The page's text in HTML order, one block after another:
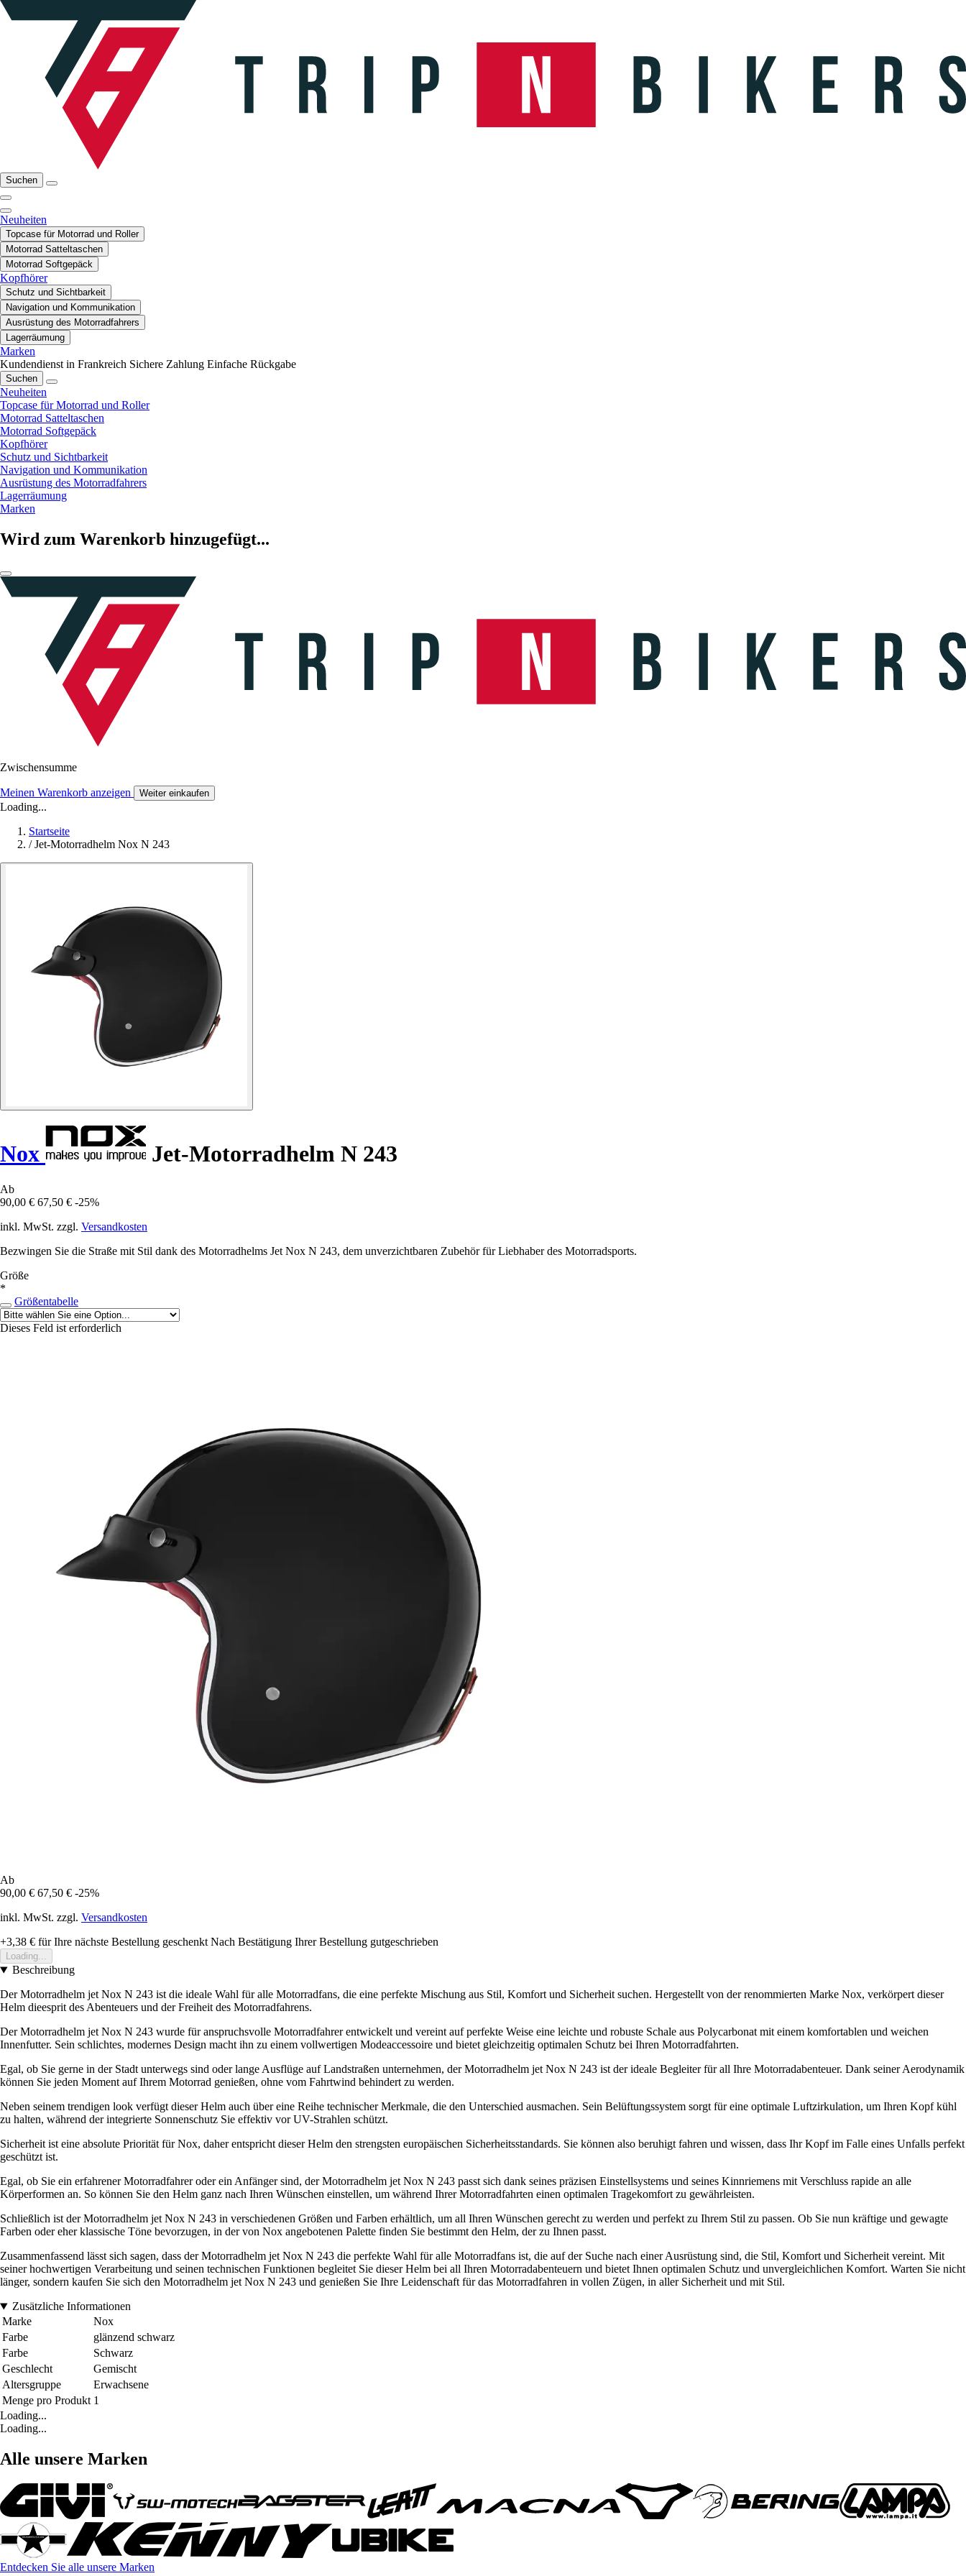
Suchen
Neuheiten
Topcase für Motorrad und Roller
Motorrad Satteltaschen
Motorrad Softgepäck
Kopfhörer
Schutz und Sichtbarkeit
Navigation und Kommunikation
Ausrüstung des Motorradfahrers
Lagerräumung
Marken
Kundendienst in Frankreich Sichere Zahlung Einfache Rückgabe
Suchen
Neuheiten
Topcase für Motorrad und Roller
Motorrad Satteltaschen
Motorrad Softgepäck
Kopfhörer
Schutz und Sichtbarkeit
Navigation und Kommunikation
Ausrüstung des Motorradfahrers
Lagerräumung
Marken
Wird zum Warenkorb hinzugefügt...
Zwischensumme
Meinen Warenkorb anzeigen Weiter einkaufen
Loading...
Startseite
/ Jet-Motorradhelm Nox N 243
Nox Jet-Motorradhelm N 243
Ab
90,00 € 67,50 € -25%
inkl. MwSt. zzgl. Versandkosten
Bezwingen Sie die Straße mit Stil dank des Motorradhelms Jet Nox N 243, dem unverzichtbaren Zubehör für Liebhaber des Motorradsports.
Größe
*
Größentabelle
Dieses Feld ist erforderlich
Ab
90,00 € 67,50 € -25%
inkl. MwSt. zzgl. Versandkosten
+3,38 € für Ihre nächste Bestellung geschenkt Nach Bestätigung Ihrer Bestellung gutgeschrieben
Loading...
Beschreibung
Der Motorradhelm jet Nox N 243 ist die ideale Wahl für alle Motorradfans, die eine perfekte Mischung aus Stil, Komfort und Sicherheit suchen. Hergestellt von der renommierten Marke Nox, verkörpert dieser
Helm dieesprit des Abenteuers und der Freiheit des Motorradfahrens.
Der Motorradhelm jet Nox N 243 wurde für anspruchsvolle Motorradfahrer entwickelt und vereint auf perfekte Weise eine leichte und robuste Schale aus Polycarbonat mit einem komfortablen und weichen
Innenfutter. Sein schlichtes, modernes Design macht ihn zu einem vollwertigen Modeaccessoire und bietet gleichzeitig optimalen Schutz bei Ihren Motorradfahrten.
Egal, ob Sie gerne in der Stadt unterwegs sind oder lange Ausflüge auf Landstraßen unternehmen, der Motorradhelm jet Nox N 243 ist der ideale Begleiter für all Ihre Motorradabenteuer. Dank seiner Aerodynamik
können Sie jeden Moment auf Ihrem Motorrad genießen, ohne vom Fahrtwind behindert zu werden.
Neben seinem trendigen look verfügt dieser Helm auch über eine Reihe technischer Merkmale, die den Unterschied ausmachen. Sein Belüftungssystem sorgt für eine optimale Luftzirkulation, um Ihren Kopf kühl
zu halten, während der integrierte Sonnenschutz Sie effektiv vor UV-Strahlen schützt.
Sicherheit ist eine absolute Priorität für Nox, daher entspricht dieser Helm den strengsten europäischen Sicherheitsstandards. Sie können also beruhigt fahren und wissen, dass Ihr Kopf im Falle eines Unfalls perfekt
geschützt ist.
Egal, ob Sie ein erfahrener Motorradfahrer oder ein Anfänger sind, der Motorradhelm jet Nox N 243 passt sich dank seines präzisen Einstellsystems und seines Kinnriemens mit Verschluss rapide an alle
Körperformen an. So können Sie den Helm ganz nach Ihren Wünschen einstellen, um während Ihrer Motorradfahrten einen optimalen Tragekomfort zu gewährleisten.
Schließlich ist der Motorradhelm jet Nox N 243 in verschiedenen Größen und Farben erhältlich, um all Ihren Wünschen gerecht zu werden und perfekt zu Ihrem Stil zu passen. Ob Sie nun kräftige und gewagte
Farben oder eher klassische Töne bevorzugen, in der von Nox angebotenen Palette finden Sie bestimmt den Helm, der zu Ihnen passt.
Zusammenfassend lässt sich sagen, dass der Motorradhelm jet Nox N 243 die perfekte Wahl für alle Motorradfans ist, die auf der Suche nach einer Ausrüstung sind, die Stil, Komfort und Sicherheit vereint. Mit
seiner hochwertigen Verarbeitung und seinen technischen Funktionen begleitet Sie dieser Helm bei all Ihren Motorradabenteuern und bietet Ihnen optimalen Schutz und unvergleichlichen Komfort. Warten Sie nicht
länger, sondern kaufen Sie sich den Motorradhelm jet Nox N 243 und genießen Sie Ihre Leidenschaft für das Motorradfahren in vollen Zügen, in aller Sicherheit und mit Stil.
Zusätzliche Informationen
Marke
Nox
Farbe
glänzend schwarz
Farbe
Schwarz
Geschlecht
Gemischt
Altersgruppe
Erwachsene
Menge pro Produkt 1
Loading...
Loading...
Alle unsere Marken
Entdecken Sie alle unsere Marken